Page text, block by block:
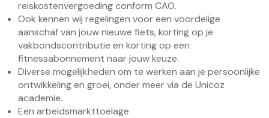
reiskostenvergoeding conform CAO.
Ook kennen wij regelingen voor een voordelige
aanschaf van jouw nieuwe fiets, korting op je
vakbondscontributie en korting op een
fitnessabonnement naar jouw keuze.
Diverse mogelijkheden om te werken aan je persoonlijke
ontwikkeling en groei, onder meer via de Unicoz
academie.
Een arbeidsmarkttoelage